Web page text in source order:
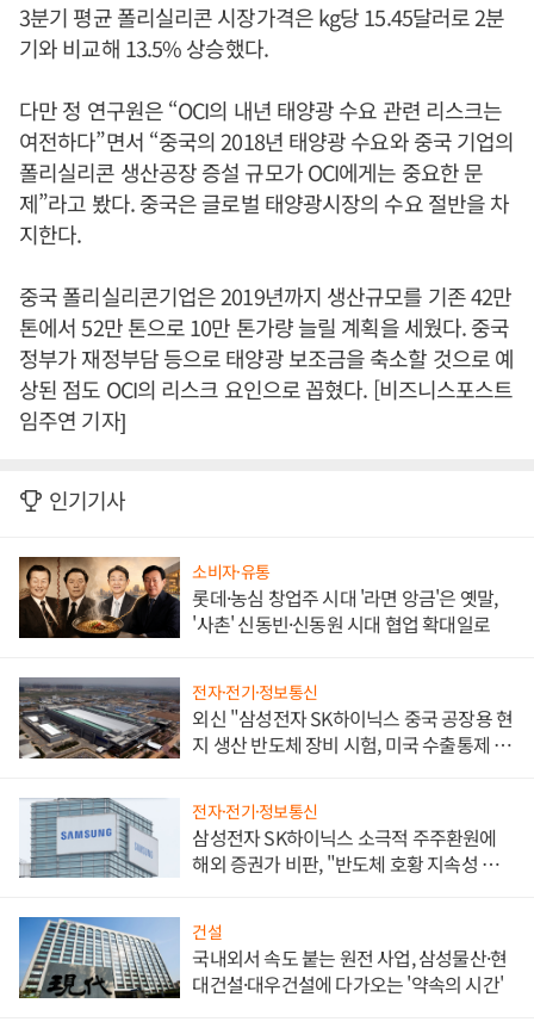
3분기 평균 폴리실리콘 시장가격은 kg당 15.45달러로 2분
기와 비교해 13.5% 상승했다.
다만 정 연구원은 “OCI의 내년 태양광 수요 관련 리스크는
여전하다”면서 “중국의 2018년 태양광 수요와 중국 기업의
폴리실리콘 생산공장 증설 규모가 OCI에게는 중요한 문
제”라고 봤다. 중국은 글로벌 태양광시장의 수요 절반을 차
지한다.
중국 폴리실리콘기업은 2019년까지 생산규모를 기존 42만
톤에서 52만 톤으로 10만 톤가량 늘릴 계획을 세웠다. 중국
정부가 재정부담 등으로 태양광 보조금을 축소할 것으로 예
상된 점도 OCI의 리스크 요인으로 꼽혔다. [비즈니스포스트
임주연 기자]
인기기사
소비자·유통
롯데·농심 창업주 시대 '라면 앙금'은 옛말,
'사촌' 신동빈·신동원 시대 협업 확대일로
전자·전기·정보통신
외신 "삼성전자 SK하이닉스 중국 공장용 현
지 생산 반도체 장비 시험, 미국 수출통제 대
전자·전기·정보통신
삼성전자 SK하이닉스 소극적 주주환원에
해외 증권가 비판, "반도체 호황 지속성 의
건설
국내외서 속도 붙는 원전 사업, 삼성물산·현
대건설·대우건설에 다가오는 '약속의 시간'